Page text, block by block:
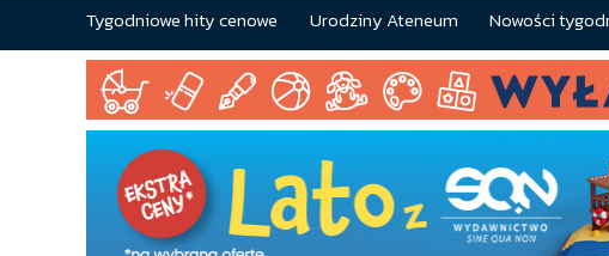
Tygodniowe hity cenowe Urodziny Ateneum Nowości